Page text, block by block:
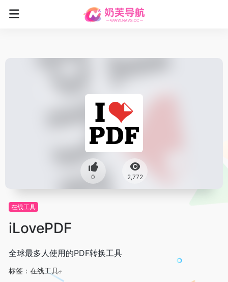
0 2,772
在线工具
iLovePDF
全球最多人使用的PDF转换工具
标签： 在线工具